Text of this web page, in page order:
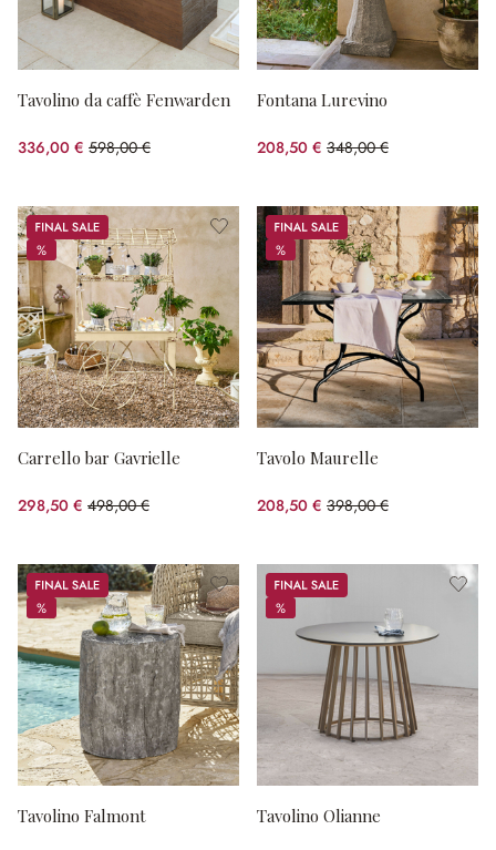
Tavolino da caffè Fenwarden
336,00 € 598,00 €
(risparmio 43.81%)
Fontana Lurevino
208,50 € 348,00 €
(risparmio 40.09%)
Sale
%
%
Carrello bar Gavrielle
298,50 € 498,00 €
(risparmio 40.06%)
Sale
%
%
Tavolo Maurelle
208,50 € 398,00 €
(risparmio 47.61%)
Sale
%
%
Tavolino Falmont
Sale
%
%
Tavolino Olianne